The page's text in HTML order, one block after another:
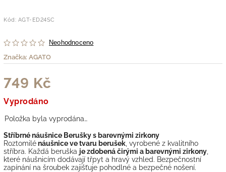
Kód: AGT-ED24SC
Neohodnoceno
Značka: AGATO
749 Kč
Vyprodáno
Položka byla vyprodána…
Stříbrné náušnice Berušky s barevnými zirkony
Roztomilénáušnice ve tvaru berušek , vyrobené z kvalitního
stříbra. Každá beruška je zdobená čirými a barevnými zirkony
které náušnicím dodávají třpyt a hravý vzhled. Bezpečnostní
zapínání na šroubek zajišťuje pohodlné a bezpečné nošení.